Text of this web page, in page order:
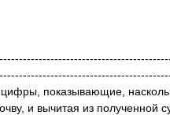
показывающие,
и вычитая из полученной